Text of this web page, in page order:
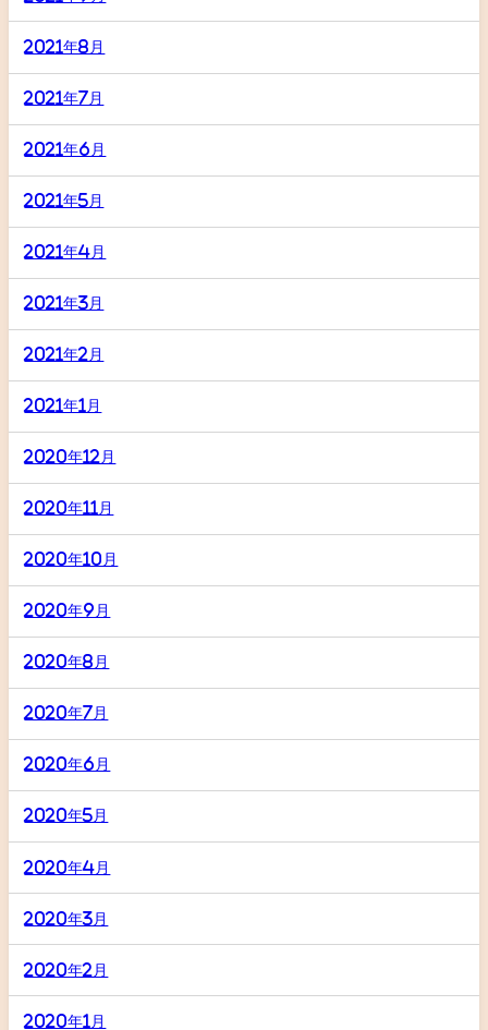
2021年8月
2021年7月
2021年6月
2021年5月
2021年4月
2021年3月
2021年2月
2021年1月
2020年12月
2020年11月
2020年10月
2020年9月
2020年8月
2020年7月
2020年6月
2020年5月
2020年4月
2020年3月
2020年2月
2020年1月